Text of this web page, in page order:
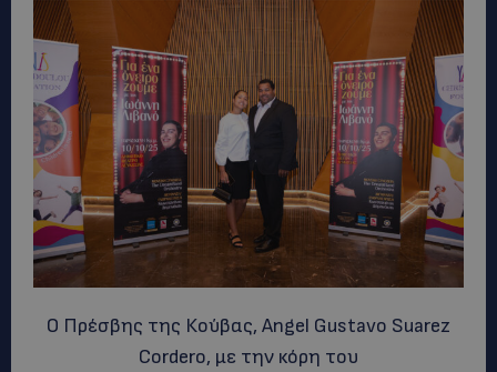
Ο Πρέσβης της Κούβας, Angel Gustavo Suarez
Cordero, με την κόρη του